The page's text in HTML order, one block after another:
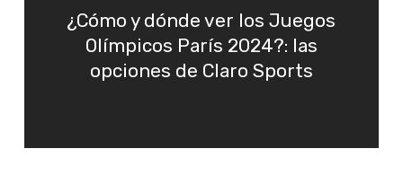
¿Cómo y dónde ver los Juegos
Olímpicos París 2024?: las
opciones de Claro Sports